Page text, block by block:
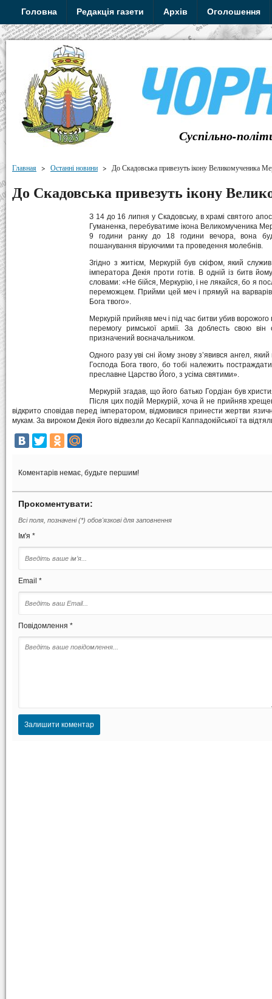
Головна Редакція газети Архів Оголошення
Суспільно-
Главная > Останні новини > До Скадовська привезуть ікону Великомученика
До Скадовська привезуть ікону
З 14 до 16 липня у Скадовську, в храмі святого
Гуманенка, перебуватиме ікона Великомученика
9 години ранку до 18 години вечора, вона
пошанування віруючими та проведення молебнів.
Згідно з житієм, Меркурій був скіфом, який
імператора Декія проти готів. В одній із битв
словами: «Не бійся, Меркурію, і не лякайся, бо я
переможцем. Прийми цей меч і прямуй на
Бога твого».
Меркурій прийняв меч і під час битви убив
перемогу римської армії. За доблесть свою
призначений воєначальником.
Одного разу уві сні йому знову з’явився ангел,
Господа Бога твого, бо тобі належить
преславне Царство Його, з усіма святими».
Меркурій згадав, що його батько Гордіан був
Після цих подій Меркурій, хоча й не прийняв
відкрито сповідав перед імператором, відмовився принести жертви
мукам. За вироком Декія його відвезли до Кесарії Каппадокійської та
Коментарів немає, будьте першим!
Прокоментувати:
Всі поля, позначені (*) обов'язкові для заповнення
Ім'я *
Email *
Повідомлення *